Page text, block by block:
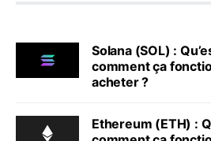
Solana (SOL) :
comment ça
acheter ?
Ethereum (ETH) :